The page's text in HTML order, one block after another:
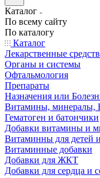
Каталог
По всему сайту
По каталогу
Каталог
Лекарственные
Органы и системы
Офтальмология
Препараты
Назначения или
Витамины, минералы,
Гематоген и батончики
Добавки витамины и
Витаминны для детей
Витаминные добавки
Добавки для ЖКТ
Добавки для сердца и